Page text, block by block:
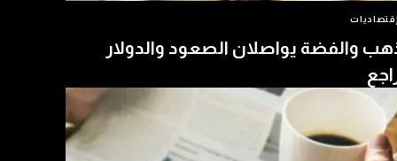
إقتصاديات
والفضة يواصلان الصعود والدولار